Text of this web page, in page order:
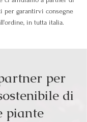
per garantirvi consegne
in tutta italia.
per
di
piante